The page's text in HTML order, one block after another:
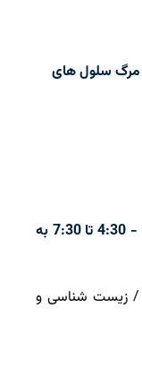
و مرگ سلول های
بحث های زنده زوم جلسات همزمان ساعت - 4:30 تا 7:30 به
پوستر 4.0 فیزیک / زیست شناسی و